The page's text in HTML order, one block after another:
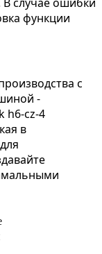
функции
с
-
h6-cz-4
в